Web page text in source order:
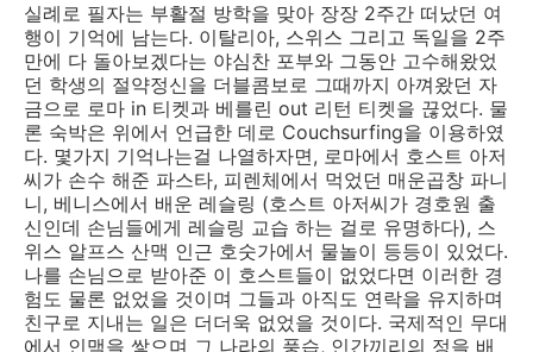
실례로 필자는 부활절 방학을 맞아 장장 2주간 떠났던 여
행이 기억에 남는다. 이탈리아, 스위스 그리고 독일을 2주
만에 다 돌아보겠다는 야심찬 포부와 그동안 고수해왔었
던 학생의 절약정신을 더블콤보로 그때까지 아껴왔던 자
금으로 로마 in 티켓과 베를린 out 리턴 티켓을 끊었다. 물
론 숙박은 위에서 언급한 데로 Couchsurfing을 이용하였
다. 몇가지 기억나는걸 나열하자면, 로마에서 호스트 아저
씨가 손수 해준 파스타, 피렌체에서 먹었던 매운곱창 파니
니, 베니스에서 배운 레슬링 (호스트 아저씨가 경호원 출
신인데 손님들에게 레슬링 교습 하는 걸로 유명하다), 스
위스 알프스 산맥 인근 호숫가에서 물놀이 등등이 있었다.
나를 손님으로 받아준 이 호스트들이 없었다면 이러한 경
험도 물론 없었을 것이며 그들과 아직도 연락을 유지하며
친구로 지내는 일은 더더욱 없었을 것이다. 국제적인 무대
에서 인맥을 쌓으며 그 나라의 풍습, 인간끼리의 정을 배